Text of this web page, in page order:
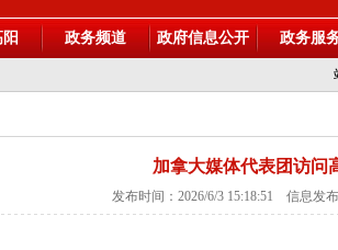
政务频道 政府信息公开 政务服
加拿大媒体代表团访问
发布时间：2026/6/3 15:18:51 信息发